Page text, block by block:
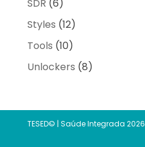
SDR (6)
Styles (12)
Tools (10)
Unlockers (8)
TESED© | Saúde Integrada 2026